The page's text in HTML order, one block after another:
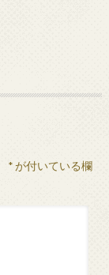
*が付いている欄